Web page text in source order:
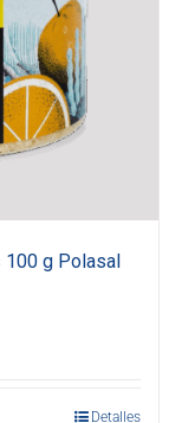
100 g Polasal
Detalles